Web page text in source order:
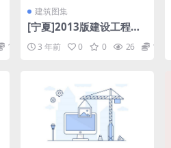
1.98
建筑图集
[宁夏]2013版建设工程费
用定额(五专业152页).pdf
3 年前 0 0 26 1.98